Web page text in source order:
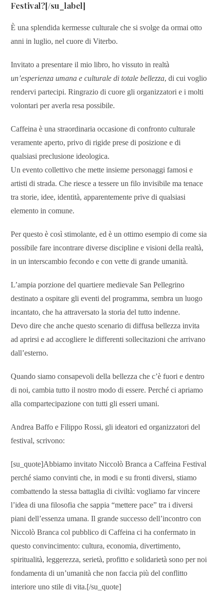
Festival?[/su_label]
È una splendida kermesse culturale che si svolge da ormai otto
anni in luglio, nel cuore di Viterbo.
Invitato a presentare il mio libro, ho vissuto in realtà
un’esperienza umana e culturale di totale bellezza, di cui voglio
rendervi partecipi. Ringrazio di cuore gli organizzatori e i molti
volontari per averla resa possibile.
Caffeina è una straordinaria occasione di confronto culturale
veramente aperto, privo di rigide prese di posizione e di
qualsiasi preclusione ideologica.
Un evento collettivo che mette insieme personaggi famosi e
artisti di strada. Che riesce a tessere un filo invisibile ma tenace
tra storie, idee, identità, apparentemente prive di qualsiasi
elemento in comune.
Per questo è così stimolante, ed è un ottimo esempio di come sia
possibile fare incontrare diverse discipline e visioni della realtà,
in un interscambio fecondo e con vette di grande umanità.
L’ampia porzione del quartiere medievale San Pellegrino
destinato a ospitare gli eventi del programma, sembra un luogo
incantato, che ha attraversato la storia del tutto indenne.
Devo dire che anche questo scenario di diffusa bellezza invita
ad aprirsi e ad accogliere le differenti sollecitazioni che arrivano
dall’esterno.
Quando siamo consapevoli della bellezza che c’è fuori e dentro
di noi, cambia tutto il nostro modo di essere. Perché ci apriamo
alla compartecipazione con tutti gli esseri umani.
Andrea Baffo e Filippo Rossi, gli ideatori ed organizzatori del
festival, scrivono:
[su_quote]Abbiamo invitato Niccolò Branca a Caffeina Festival
perché siamo convinti che, in modi e su fronti diversi, stiamo
combattendo la stessa battaglia di civiltà: vogliamo far vincere
l’idea di una filosofia che sappia “mettere pace” tra i diversi
piani dell’essenza umana. Il grande successo dell’incontro con
Niccolò Branca col pubblico di Caffeina ci ha confermato in
questo convincimento: cultura, economia, divertimento,
spiritualità, leggerezza, serietà, profitto e solidarietà sono per noi
fondamenta di un’umanità che non faccia più del conflitto
interiore uno stile di vita.[/su_quote]